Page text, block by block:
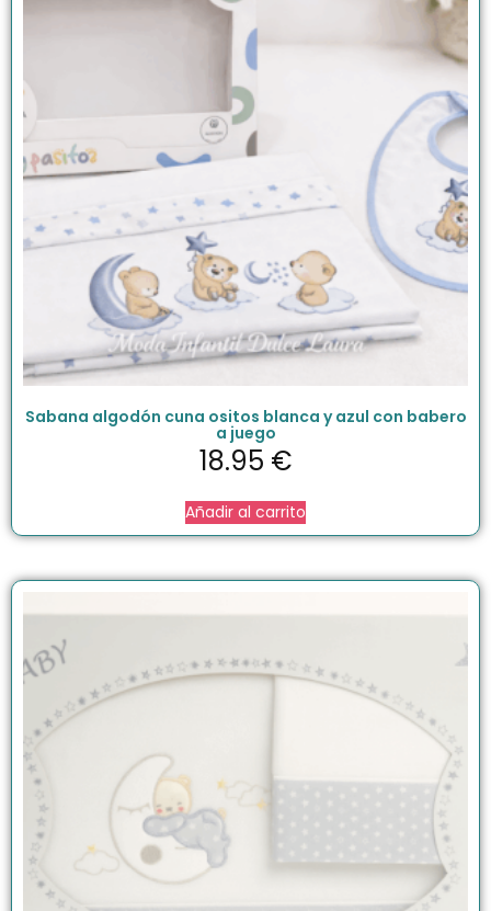
Sabana algodón cuna ositos blanca y azul con babero
a juego
18.95 €
Añadir al carrito